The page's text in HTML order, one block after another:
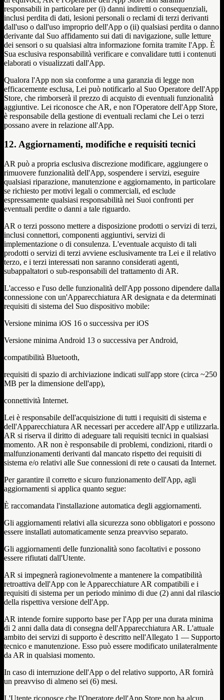
responsabili in particolare per (i) danni indiretti o consequenziali,
inclusi perdita di dati, lesioni personali o reclami di terzi derivanti
dall'uso o dall'uso improprio dell'App o (ii) qualsiasi perdita o danno
derivante dal Suo affidamento sui dati di navigazione, sulle letture
dei sensori o su qualsiasi altra informazione fornita tramite l'App. È
Sua esclusiva responsabilità verificare e convalidare tutti i contenuti
elaborati o visualizzati dall'App.
Qualora l'App non sia conforme a una garanzia di legge non
efficacemente esclusa, Lei può notificarlo al Suo Operatore dell'App
Store, che rimborserà il prezzo di acquisto di eventuali funzionalità
aggiuntive. Lei riconosce che AR, e non l'Operatore dell'App Store,
è responsabile della gestione di eventuali reclami che Lei o terzi
possano avere in relazione all'App.
12. Aggiornamenti, modifiche e requisiti tecnici
AR può a propria esclusiva discrezione modificare, aggiungere o
rimuovere funzionalità dell'App, sospendere i servizi, eseguire
qualsiasi riparazione, manutenzione e aggiornamento, in particolare
se richiesto per motivi legali o commerciali, ed esclude
espressamente qualsiasi responsabilità nei Suoi confronti per
eventuali perdite o danni a tale riguardo.
AR o terzi possono mettere a disposizione prodotti o servizi di terzi,
inclusi connettori, componenti aggiuntivi, servizi di
implementazione o di consulenza. L'eventuale acquisto di tali
prodotti o servizi di terzi avviene esclusivamente tra Lei e il relativo
terzo, e i terzi interessati non saranno considerati agenti,
subappaltatori o sub-responsabili del trattamento di AR.
L'accesso e l'uso delle funzionalità dell'App possono dipendere dalla
connessione con un'Apparecchiatura AR designata e da determinati
requisiti di sistema del Suo dispositivo mobile:
Versione minima iOS 16 o successiva per iOS
Versione minima Android 13 o successiva per Android,
compatibilità Bluetooth,
requisiti di spazio di archiviazione indicati sull'app store (circa ~250
MB per la dimensione dell'app),
connettività Internet.
Lei è responsabile dell'acquisizione di tutti i requisiti di sistema e
dell'Apparecchiatura AR necessari per accedere all'App e utilizzarla.
AR si riserva il diritto di adeguare tali requisiti tecnici in qualsiasi
momento. AR non è responsabile di problemi, condizioni, ritardi o
malfunzionamenti derivanti dal mancato rispetto dei requisiti di
sistema e/o relativi alle Sue connessioni di rete o causati da Internet.
Per garantire il corretto e sicuro funzionamento dell'App, agli
aggiornamenti si applica quanto segue:
È raccomandata l'installazione automatica degli aggiornamenti.
Gli aggiornamenti relativi alla sicurezza sono obbligatori e possono
essere installati automaticamente senza preavviso separato.
Gli aggiornamenti delle funzionalità sono facoltativi e possono
essere rifiutati dall'Utente.
AR si impegnerà ragionevolmente a mantenere la compatibilità
retroattiva dell'App con le Apparecchiature AR compatibili e i
requisiti di sistema per un periodo minimo di due (2) anni dal rilascio
della rispettiva versione dell'App.
AR intende fornire supporto base per l'App per una durata minima
di 2 anni dalla data di consegna dell'Apparecchiatura AR. L'attuale
ambito dei servizi di supporto è descritto nell'Allegato 1 — Supporto
tecnico e manutenzione. Esso può essere modificato unilateralmente
da AR in qualsiasi momento.
In caso di interruzione dell'App o del relativo supporto, AR fornirà
un preavviso di almeno sei (6) mesi.
L'Utente riconosce che l'Operatore dell'App Store non ha alcun